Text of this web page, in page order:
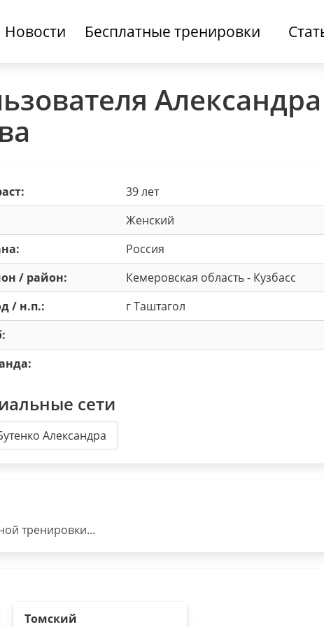
Новости Бесплатные тренировки
Александра
39 лет
Женский
Россия
/ район:
Кемеровская область - Кузбасс
/ н.п.:
г Таштагол
сети
Александра
тренировки...
Томский